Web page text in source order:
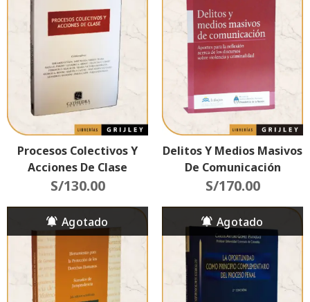
Procesos Colectivos Y
Acciones De Clase
S/130.00
Delitos Y Medios Masivos
De Comunicación
(Aportes Para La
Discursos Sobre Violencia
Y Criminalidad)
S/170.00